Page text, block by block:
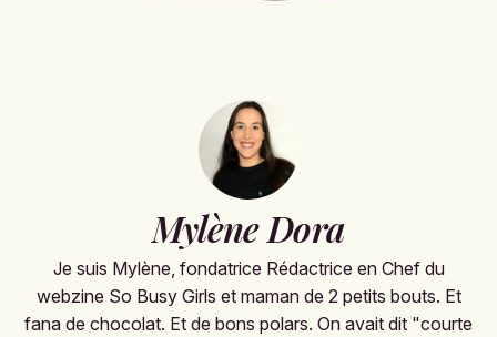
Mylène Dora
Je suis Mylène, fondatrice Rédactrice en Chef du
webzine So Busy Girls et maman de 2 petits bouts. Et
fana de chocolat. Et de bons polars. On avait dit "courte